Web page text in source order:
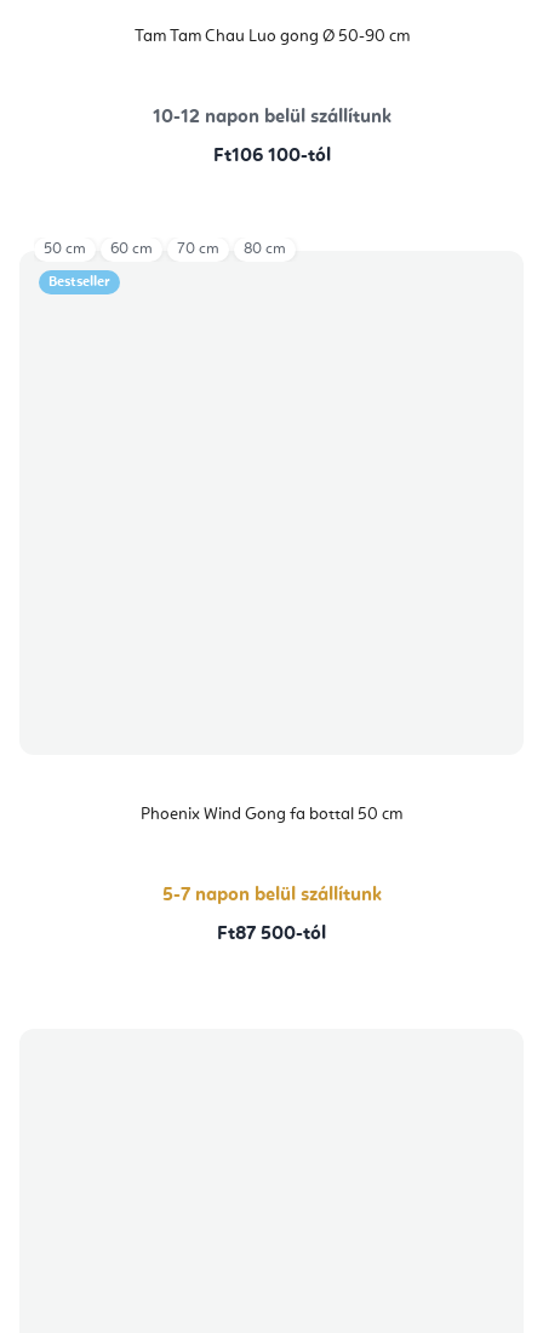
Tam Tam Chau Luo gong Ø 50-90 cm
10-12 napon belül szállítunk
Ft106 100-tól
Bestseller
Phoenix Wind Gong fa bottal 50 cm
5-7 napon belül szállítunk
Ft87 500-tól
50 cm 60 cm 70 cm 80 cm